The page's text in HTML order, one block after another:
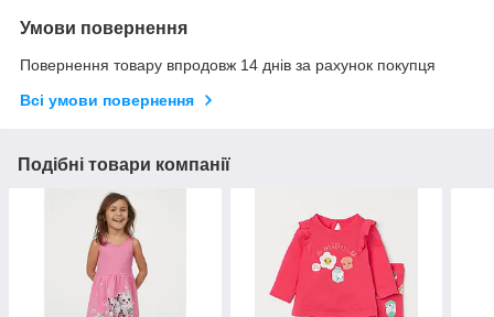
Умови повернення
Повернення товару впродовж 14 днів за рахунок покупця
Всі умови повернення
Подібні товари компанії